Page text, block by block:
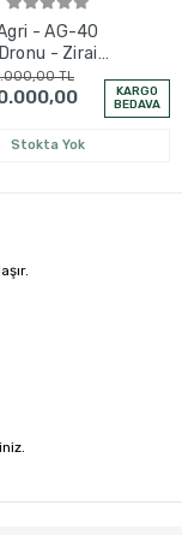
- AG-40
- Zirai
TL
KARGO
BEDAVA
Stokta Yok